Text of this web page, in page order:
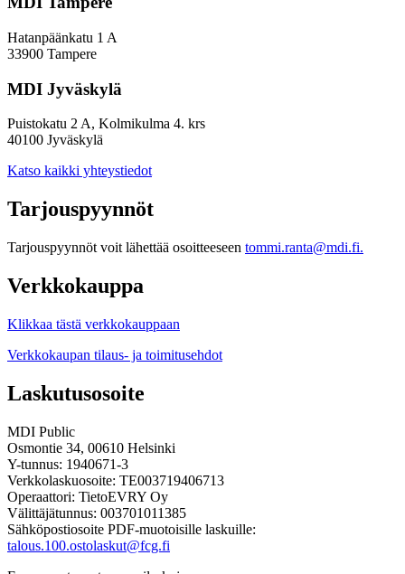
Hatanpäänkatu 1 A
33900 Tampere
MDI Jyväskylä
Puistokatu 2 A, Kolmikulma 4. krs
40100 Jyväskylä
Katso kaikki yhteystiedot
Tarjouspyynnöt
Tarjouspyynnöt voit lähettää osoitteeseen tommi.ranta@mdi.fi.
Verkkokauppa
Klikkaa tästä verkkokauppaan
Verkkokaupan tilaus- ja toimitusehdot
Laskutusosoite
MDI Public
Osmontie 34, 00610 Helsinki
Y-tunnus: 1940671-3
Verkkolaskuosoite: TE003719406713
Operaattori: TietoEVRY Oy
Välittäjätunnus: 003701011385
Sähköpostiosoite PDF-muotoisille laskuille:
talous.100.ostolaskut@fcg.fi